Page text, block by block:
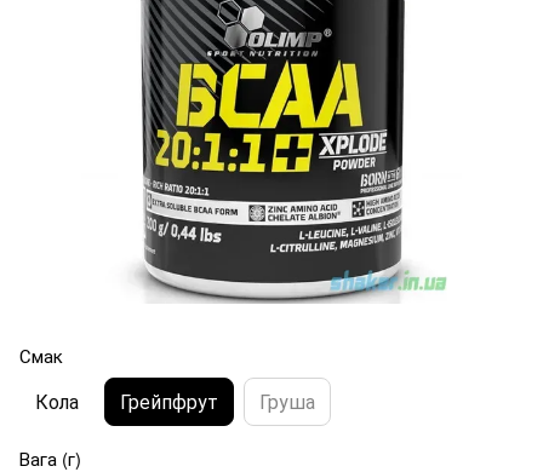
Смак
Кола Грейпфрут Груша
Вага (г)